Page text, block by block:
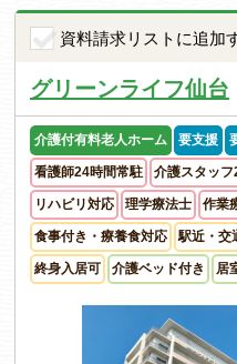
資料請求リストに追加
グリーンライフ仙台
介護付有料老人ホーム 要支援
看護師24時間常駐 介護スタッ
リハビリ対応 理学療法士 作業
食事付き・療養食対応 駅近・交
終身入居可 介護ベッド付き 居